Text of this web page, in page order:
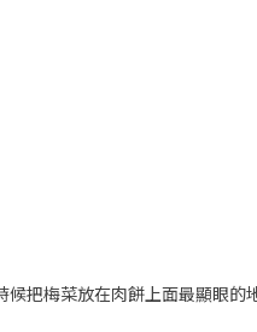
把梅菜放在肉餅上面最顯眼的